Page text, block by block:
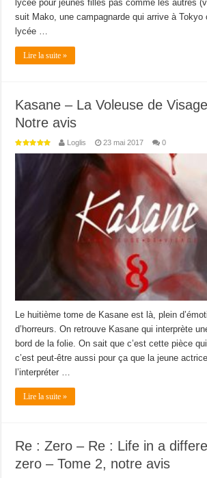
lycée pour jeunes filles pas comme les autres
suit Mako, une campagnarde qui arrive à Tokyo
lycée …
Lire la suite »
Kasane – La Voleuse de
Notre avis
Loglis 23 mai 2017 0
Le huitième tome de Kasane est là, plein
d’horreurs. On retrouve Kasane qui interprète
bord de la folie. On sait que c’est cette pièce
c’est peut-être aussi pour ça que la jeune
l’interpréter …
Lire la suite »
Re : Zero – Re : Life in a
zero – Tome 2, notre avis